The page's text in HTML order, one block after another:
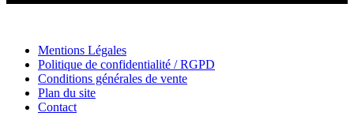
Mentions Légales
Politique de confidentialité / RGPD
Conditions générales de vente
Plan du site
Contact